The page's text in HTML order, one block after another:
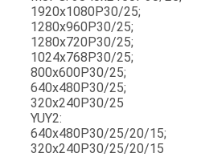
1920x1080P30/25;
1280x960P30/25;
1280x720P30/25;
1024x768P30/25;
800x600P30/25;
640x480P30/25;
320x240P30/25
YUY2:
640x480P30/25/20/15;
320x240P30/25/20/15